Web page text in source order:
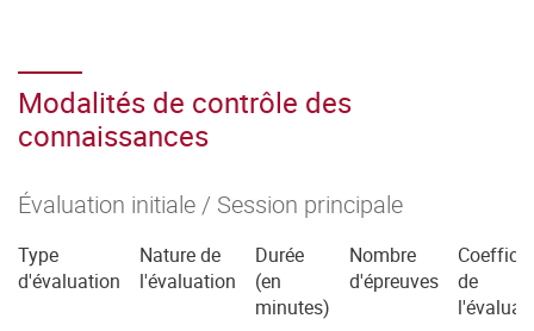
Modalités de contrôle des
connaissances
Évaluation initiale / Session principale
Type
d'évaluation
Nature de
l'évaluation
Durée
(en
minutes)
Nombre
d'épreuves
de